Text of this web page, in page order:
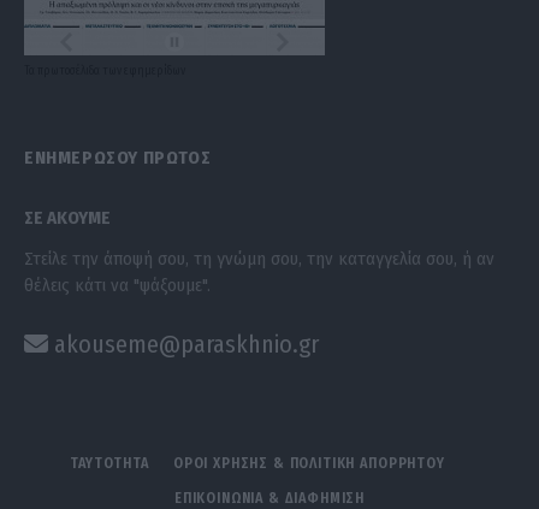
ΕΝΗΜΕΡΩΣΟΥ ΠΡΩΤΟΣ
ΣΕ ΑΚΟΥΜΕ
Στείλε την άποψή σου, τη γνώμη σου, την καταγγελία σου, ή αν
θέλεις κάτι να "ψάξουμε".
akouseme@paraskhnio.gr
ΤΑΥΤΟΤΗΤΑ ΟΡΟΙ ΧΡΗΣΗΣ & ΠΟΛΙΤΙΚΗ ΑΠΟΡΡΗΤΟΥ
ΕΠΙΚΟΙΝΩΝΙΑ & ΔΙΑΦΗΜΙΣΗ